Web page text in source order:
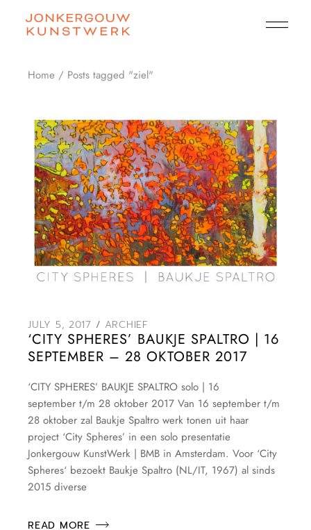
content
Home Posts tagged "ziel"
JULY 5, 2017 ARCHIEF
‘CITY SPHERES’ BAUKJE SPALTRO | 16
SEPTEMBER – 28 OKTOBER 2017
‘CITY SPHERES’ BAUKJE SPALTRO solo | 16
september t/m 28 oktober 2017 Van 16 september t/m
28 oktober zal Baukje Spaltro werk tonen uit haar
project ‘City Spheres’ in een solo presentatie
Jonkergouw KunstWerk | BMB in Amsterdam. Voor ‘City
Spheres‘ bezoekt Baukje Spaltro (NL/IT, 1967) al sinds
2015 diverse
READ MORE